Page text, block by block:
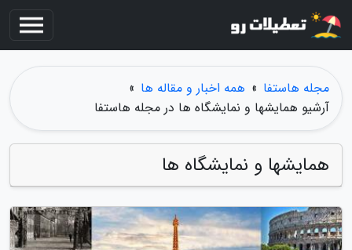
مجله هاستفا » همه اخبار و مقاله ها »
آرشیو همایشها و نمایشگاه ها در مجله هاستفا
همایشها و نمایشگاه ها